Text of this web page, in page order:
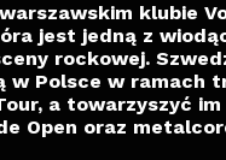
klubie
jest jedną z
rockowej.
w Polsce w ramach
a towarzyszyć im
Open oraz